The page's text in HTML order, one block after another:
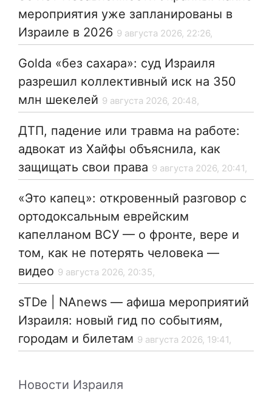
мероприятия уже запланированы в
Израиле в 2026 9 августа 2026, 22:26,
Golda «без сахара»: суд Израиля
разрешил коллективный иск на 350
млн шекелей 9 августа 2026, 20:48,
ДТП, падение или травма на работе:
адвокат из Хайфы объяснила, как
защищать свои права 9 августа 2026, 20:41,
«Это капец»: откровенный разговор с
ортодоксальным еврейским
капелланом ВСУ — о фронте, вере и
том, как не потерять человека —
видео 9 августа 2026, 20:35,
sTDe | NAnews — афиша мероприятий
Израиля: новый гид по событиям,
городам и билетам 9 августа 2026, 19:41,
Новости Израиля